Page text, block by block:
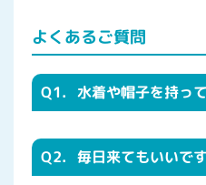
よくあるご質問
Q1. 水着や帽子を持っ
まで丈のあるスパッツタイプ
することもできます。
Q2. 毎日来てもいいで